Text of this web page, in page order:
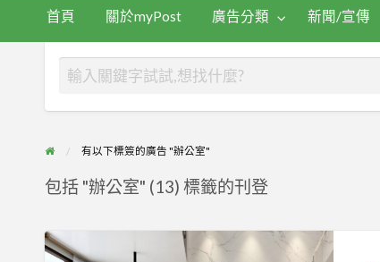
首頁 關於myPost 廣告分類 新聞/宣傳
有以下標簽的廣告 "辦公室"
包括 "辦公室" (13) 標籤的刊登
創